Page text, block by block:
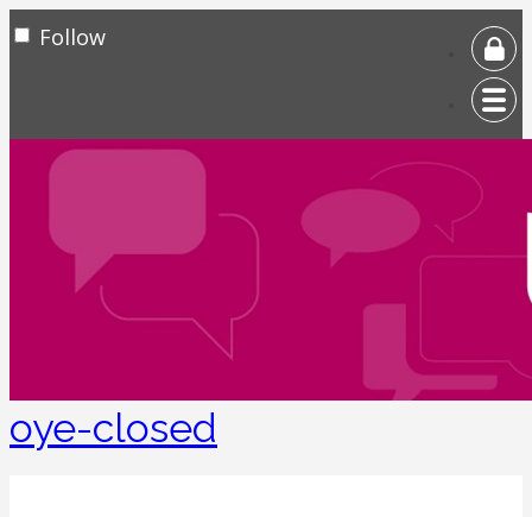
Follow
oye-closed